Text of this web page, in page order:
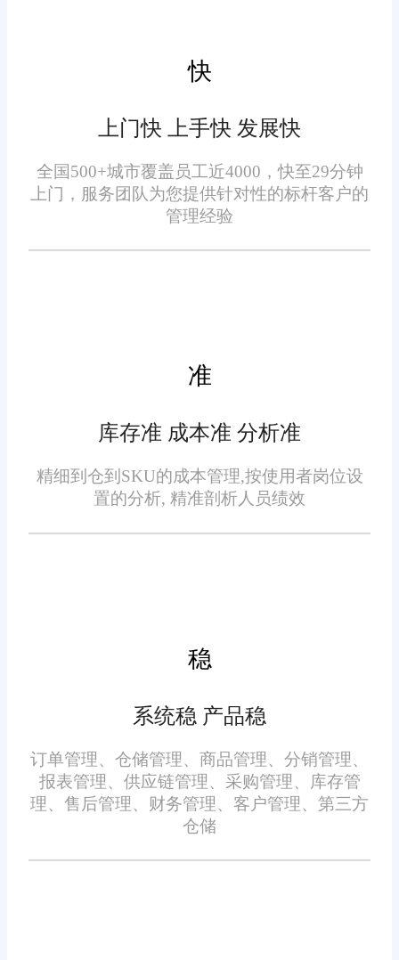
器”——旺店通，让你不踩坑、不
一、福州库存管理系统哪家
钱、管订单，缺一不可
好的库存管理系统得能搞定
订单管理：自动抓取淘宝、
京东、线下门店等渠道订单，一
键发货、打印快递单;
单，或者只管订单不管财务，用
旺店通这类全能型选手，功
能覆盖全流程，适合大多数福州
快
上门快 上手快 发展快
全国500+城市覆盖员工近4000，快至29分钟
上门，服务团队为您提供针对性的标杆客户的
管理经验
准
库存准 成本准 分析准
精细到仓到SKU的成本管理,按使用者岗位设
置的分析, 精准剖析人员绩效
稳
系统稳 产品稳
订单管理、仓储管理、商品管理、分销管理、
报表管理、供应链管理、采购管理、库存管
理、售后管理、财务管理、客户管理、第三方
仓储